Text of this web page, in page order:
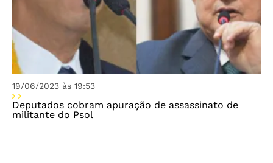
19/06/2023 às 19:53
Deputados cobram apuração de assassinato de
militante do Psol